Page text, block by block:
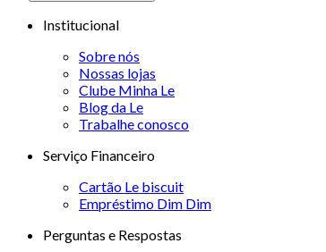
Institucional
Sobre nós
Nossas lojas
Clube Minha Le
Blog da Le
Trabalhe conosco
Serviço Financeiro
Cartão Le biscuit
Empréstimo Dim Dim
Perguntas e Respostas